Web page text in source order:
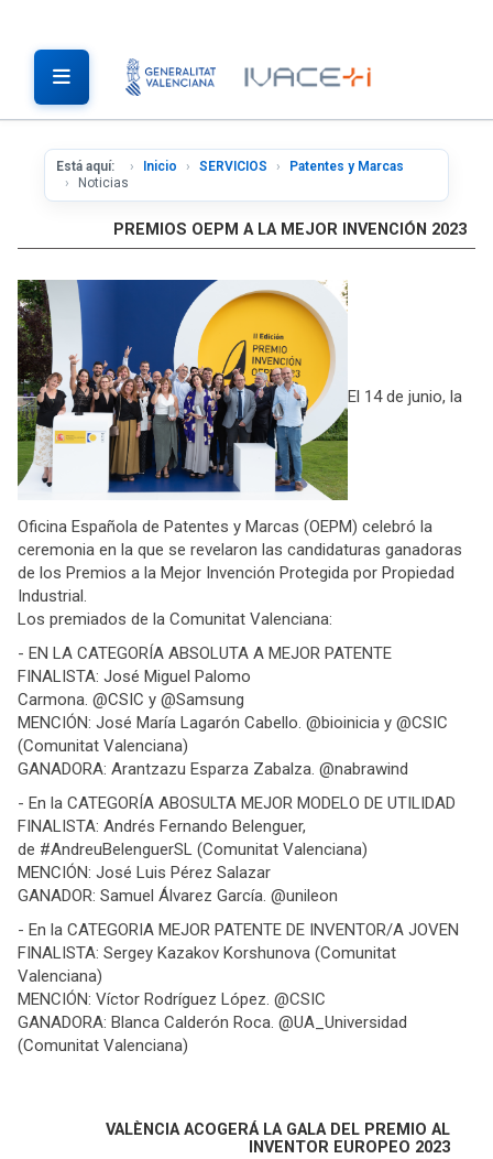
Está aquí: Inicio SERVICIOS
Patentes y Marcas
Noticias
PREMIOS OEPM A LA MEJOR INVENCIÓN 2023
El 14 de junio, la
Oficina Española de Patentes y Marcas (OEPM) celebró la
ceremonia en la que se revelaron las candidaturas ganadoras
de los Premios a la Mejor Invención Protegida por Propiedad
Industrial.
Los premiados de la Comunitat Valenciana:
- EN LA CATEGORÍA ABSOLUTA A MEJOR PATENTE
FINALISTA: José Miguel Palomo
Carmona. @CSIC y @Samsung
MENCIÓN: José María Lagarón Cabello. @bioinicia y @CSIC
(Comunitat Valenciana)
GANADORA: Arantzazu Esparza Zabalza. @nabrawind
- En la CATEGORÍA ABOSULTA MEJOR MODELO DE UTILIDAD
FINALISTA: Andrés Fernando Belenguer,
de #AndreuBelenguerSL (Comunitat Valenciana)
MENCIÓN: José Luis Pérez Salazar
GANADOR: Samuel Álvarez García. @unileon
- En la CATEGORIA MEJOR PATENTE DE INVENTOR/A JOVEN
FINALISTA: Sergey Kazakov Korshunova (Comunitat
Valenciana)
MENCIÓN: Víctor Rodríguez López. @CSIC
GANADORA: Blanca Calderón Roca. @UA_Universidad
(Comunitat Valenciana)
VALÈNCIA ACOGERÁ LA GALA DEL PREMIO AL
INVENTOR EUROPEO 2023